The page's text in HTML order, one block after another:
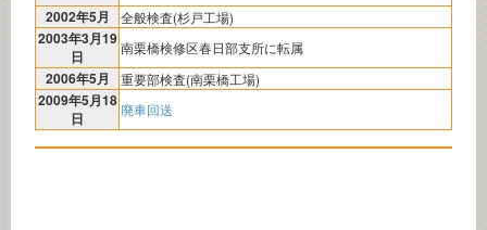
2002年5月 全般検査(杉戸工場)
2003年3月19
日
南栗橋検修区春日部支所に転属
2006年5月 重要部検査(南栗橋工場)
2009年5月18
日
廃車回送